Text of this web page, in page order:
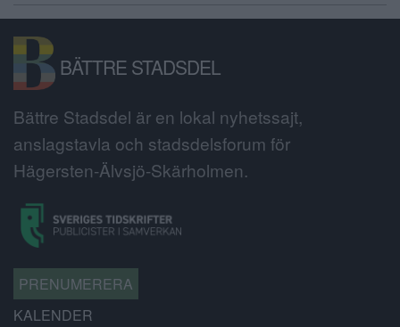
BÄTTRE STADSDEL
Bättre Stadsdel är en lokal nyhetssajt,
anslagstavla och stadsdelsforum för
Hägersten-Älvsjö-Skärholmen.
PRENUMERERA
KALENDER